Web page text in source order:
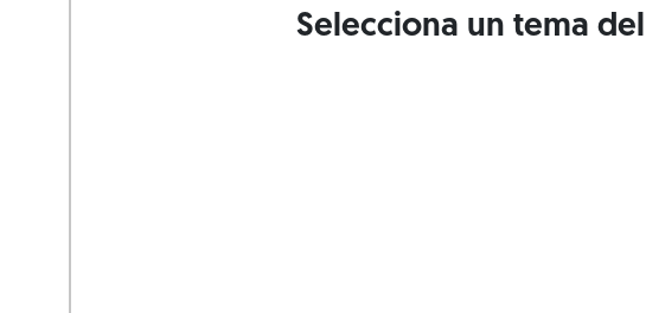
Selecciona un tema